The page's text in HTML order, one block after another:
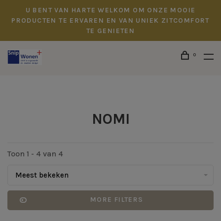
U BENT VAN HARTE WELKOM OM ONZE MOOIE
PRODUCTEN TE ERVAREN EN VAN UNIEK ZITCOMFORT
TE GENIETEN
0
NOMI
Toon 1 - 4 van 4
Meest bekeken
MORE FILTERS